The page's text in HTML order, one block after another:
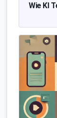
Wie KI